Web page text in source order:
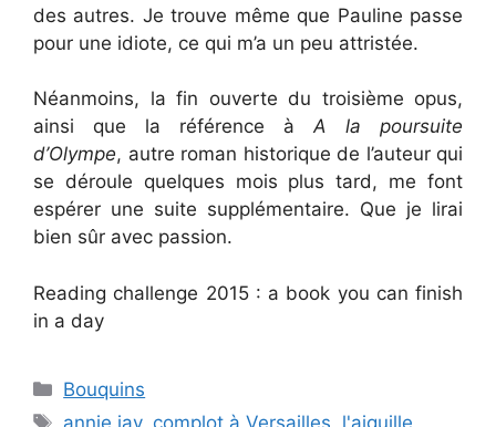
des autres. Je trouve même que Pauline passe
pour une idiote, ce qui m’a un peu attristée.
Néanmoins, la fin ouverte du troisième opus,
ainsi que la référence àA la poursuite
d’Olympe, autre roman historique de l’auteur qui
se déroule quelques mois plus tard, me font
espérer une suite supplémentaire. Que je lirai
bien sûr avec passion.
Reading challenge 2015 : a book you can finish
in a day
Categories
Bouquins
Tags
annie jay, complot à Versailles l'aiguille